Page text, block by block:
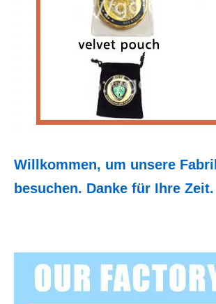
Willkommen, um unsere
besuchen. Danke für Ihre Zeit.